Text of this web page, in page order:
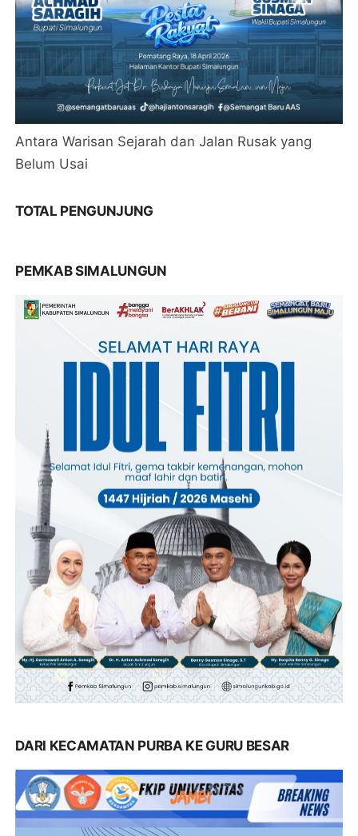
Antara Warisan Sejarah dan Jalan Rusak yang
Belum Usai
TOTAL PENGUNJUNG
PEMKAB SIMALUNGUN
DARI KECAMATAN PURBA KE GURU BESAR